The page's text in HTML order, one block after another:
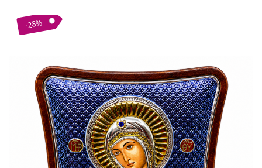
Tiare
Destinatari
Bijuterii Mirese
Selectii
Reduceri
Cele mai noi
Cele mai vandute
Cele mai votate
-28%